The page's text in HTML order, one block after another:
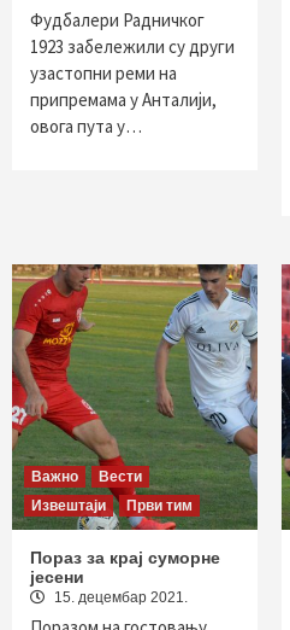
Фудбалери Радничког
1923 забележили су други
узастопни реми на
припремама у Анталији,
овога пута у…
Важно
Вести
Извештаји
Први тим
Пораз за крај суморне
јесени
15. децембар 2021.